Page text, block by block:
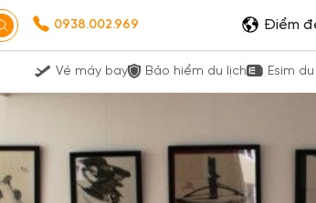
0938.002.969 Điểm
Vé máy bay Bảo hiểm du lịch Esim